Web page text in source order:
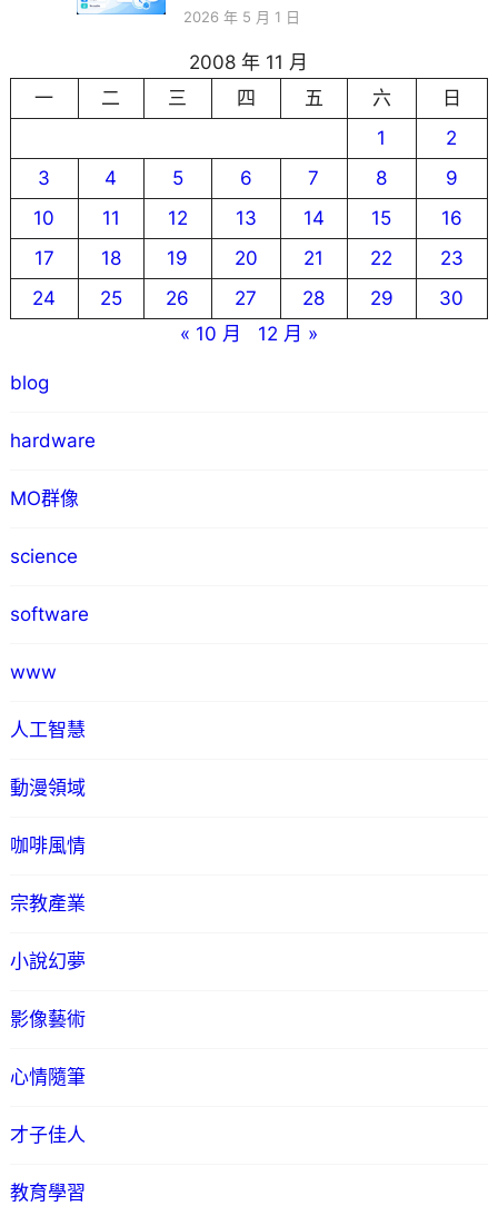
2026 年 5 月 1 日
2008 年 11 月
一
二 三 四 五 六
日
1
2
3
4 5 6 7 8
9
10
11 12 13 14 15
16
17
18 19 20 21 22
23
24
25 26 27 28 29
30
« 10 月
12 月 »
blog
hardware
MO群像
science
software
www
人工智慧
動漫領域
咖啡風情
宗教產業
小說幻夢
影像藝術
心情隨筆
才子佳人
教育學習